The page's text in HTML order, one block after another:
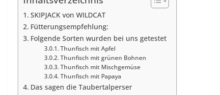
SKIPJACK von WILDCAT
Fütterungsempfehlung:
Folgende Sorten wurden bei uns getestet
Thunfisch mit Apfel
Thunfisch mit grünen Bohnen
Thunfisch mit Mischgemüse
Thunfisch mit Papaya
Das sagen die Taubertalperser